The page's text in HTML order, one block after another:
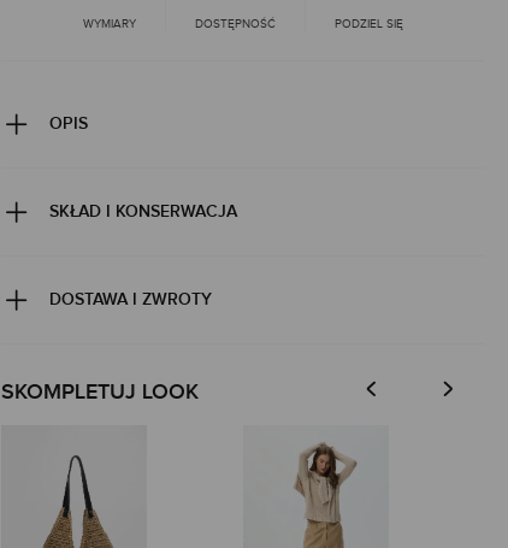
WYMIARY DOSTĘPNOŚĆ PODZIEL SIĘ
OPIS
SKŁAD I KONSERWACJA
DOSTAWA I ZWROTY
SKOMPLETUJ LOOK